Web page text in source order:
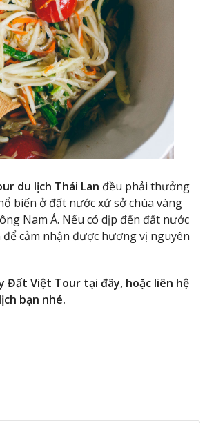
du lịch Thái Lan đều phải thưởng
biến ở đất nước xứ sở chùa vàng
Nam Á. Nếu có dịp đến đất nước
cảm nhận được hương vị nguyên
Đất Việt Tour tại đây, hoặc liên hệ
bạn nhé.